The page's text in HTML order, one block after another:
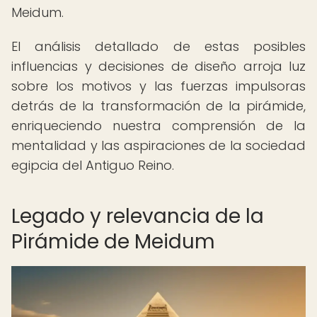
Meidum.
El análisis detallado de estas posibles
influencias y decisiones de diseño arroja luz
sobre los motivos y las fuerzas impulsoras
detrás de la transformación de la pirámide,
enriqueciendo nuestra comprensión de la
mentalidad y las aspiraciones de la sociedad
egipcia del Antiguo Reino.
Legado y relevancia de la
Pirámide de Meidum